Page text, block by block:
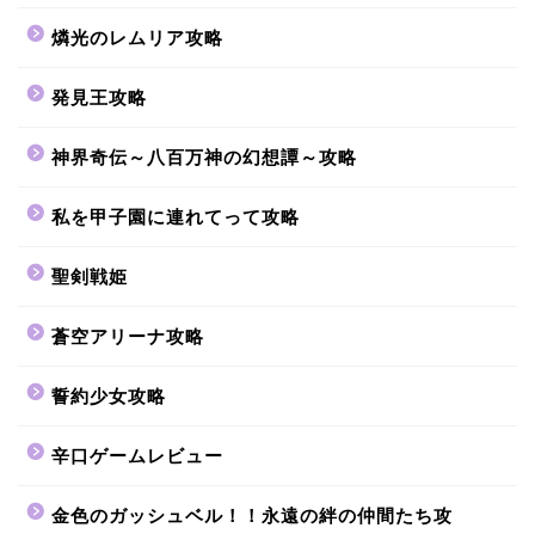
燐光のレムリア攻略
発見王攻略
神界奇伝～八百万神の幻想譚～攻略
私を甲子園に連れてって攻略
聖剣戦姫
蒼空アリーナ攻略
誓約少女攻略
辛口ゲームレビュー
金色のガッシュベル！！永遠の絆の仲間たち攻